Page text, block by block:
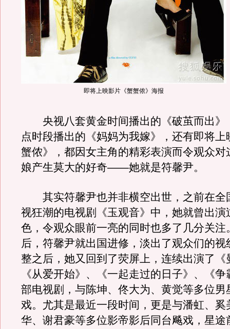
即将上映影片《蟹蟹侬》海报
央视八套黄金时间播出的《破茧而出》
点时段播出的《妈妈为我嫁》，还有即将上
蟹侬》，都因女主角的精彩表演而令观众对
娘产生莫大的好奇——她就是符馨尹。
其实符馨尹也并非横空出世，之前在全
视狂潮的电视剧《玉观音》中，她就曾出演
色，令观众眼前一亮的同时也多了几分关注
后，符馨尹就出国进修，淡出了观众们的视
整之后，她又回到了荧屏上，连续出演了《
《从爱开始》、《一起走过的日子》、《
部电视剧，与陈坤、佟大为、黄觉等多位男
戏。尤其是最近一段时间，更是与潘虹、奚
华、谢君豪等多位影帝影后同台飚戏，星途